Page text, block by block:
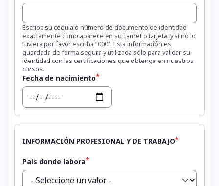
Escriba su cédula o número de documento de identidad
exactamente como aparece en su carnet o tarjeta, y si no lo
tuviera por favor escriba “000”. Esta información es
guardada de forma segura y utilizada sólo para validar su
identidad con las certificaciones que obtenga en nuestros
cursos.
Fecha de nacimiento
Fecha
INFORMACIÓN PROFESIONAL Y DE TRABAJO
País donde labora